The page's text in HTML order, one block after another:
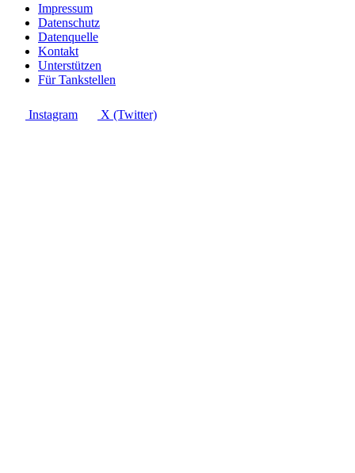
Impressum
Datenschutz
Datenquelle
Kontakt
Unterstützen
Für Tankstellen
Instagram X (Twitter)